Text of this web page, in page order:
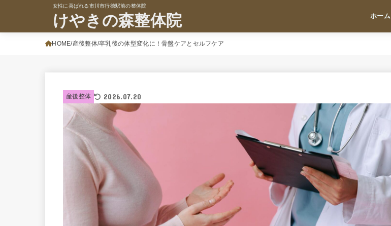
女性に喜ばれる市川市行徳駅前の整体院
けやきの森整体院 ホーム
HOME 産後整体 卒乳後の体型変化に！骨盤ケアとセルフケア
産後整体 2026.07.20